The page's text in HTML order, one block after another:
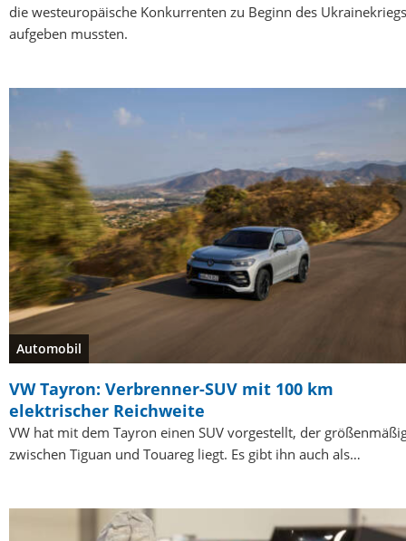
die westeuropäische Konkurrenten zu Beginn des Ukrainekriegs
aufgeben mussten.
Automobil
VW Tayron: Verbrenner-SUV mit 100 km
elektrischer Reichweite
VW hat mit dem Tayron einen SUV vorgestellt, der
zwischen Tiguan und Touareg liegt. Es gibt ihn auch als…